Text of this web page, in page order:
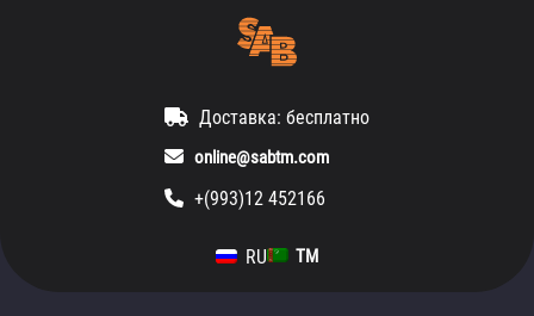
Доставка: бесплатно
online@sabtm.com
+(993)12 452166
RU TM